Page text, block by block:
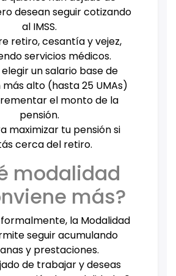
desean seguir cotizando
al IMSS.
retiro, cesantía y vejez,
servicios médicos.
un salario base de
alto (hasta 25 UMAs)
el monto de la
pensión.
maximizar tu pensión si
cerca del retiro.
modalidad
más?
la Modalidad
seguir acumulando
y prestaciones.
de trabajar y deseas